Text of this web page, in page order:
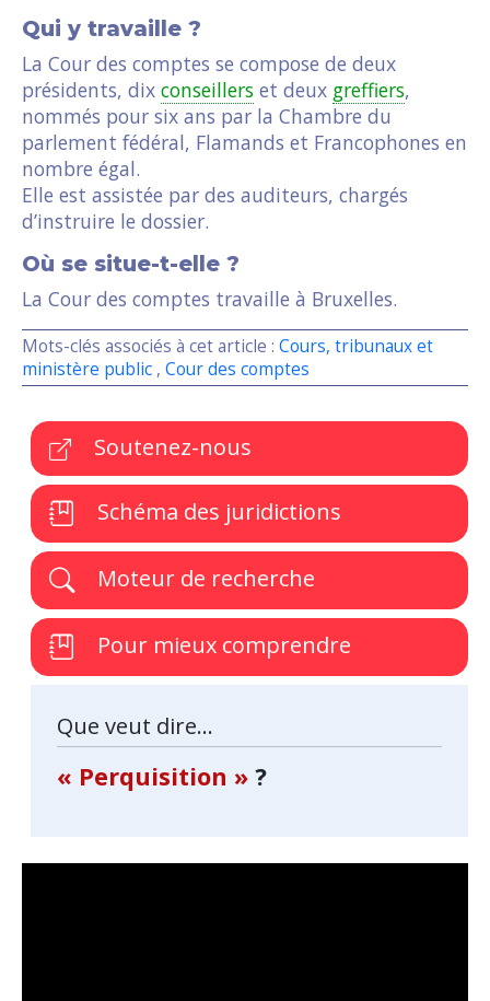
Qui y travaille ?
La Cour des comptes se compose de deux
présidents, dix conseillers et deux greffiers,
nommés pour six ans par la Chambre du
parlement fédéral, Flamands et Francophones en
nombre égal.
Elle est assistée par des auditeurs, chargés
d’instruire le dossier.
Où se situe-t-elle ?
La Cour des comptes travaille à Bruxelles.
Mots-clés associés à cet article : Cours, tribunaux et
ministère public , Cour des comptes
Soutenez-nous
Schéma des juridictions
Moteur de recherche
Pour mieux comprendre
Que veut dire...
« Perquisition » ?